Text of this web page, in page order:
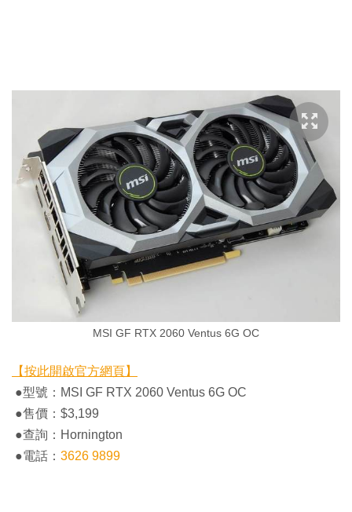
MSI GF RTX 2060 Ventus 6G OC
【按此開啟官方網頁】
●型號：MSI GF RTX 2060 Ventus 6G OC
●售價：$3,199
●查詢：Hornington
●電話： 3626 9899